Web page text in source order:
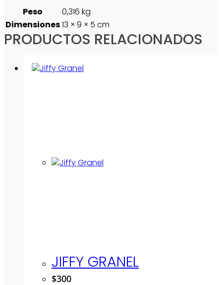
Peso
0,316 kg
Dimensiones13 × 9 × 5 cm
PRODUCTOS RELACIONADOS
JIFFY GRANEL
$300